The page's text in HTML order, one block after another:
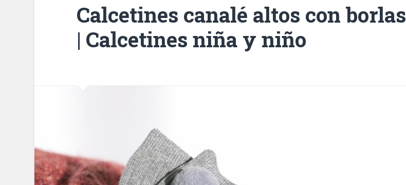
Calcetines canalé altos con borlas
| Calcetines niña y niño